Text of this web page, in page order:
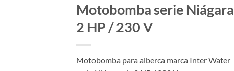
Motobomba serie Niágara
2 HP / 230 V
Motobomba para alberca marca Inter Water